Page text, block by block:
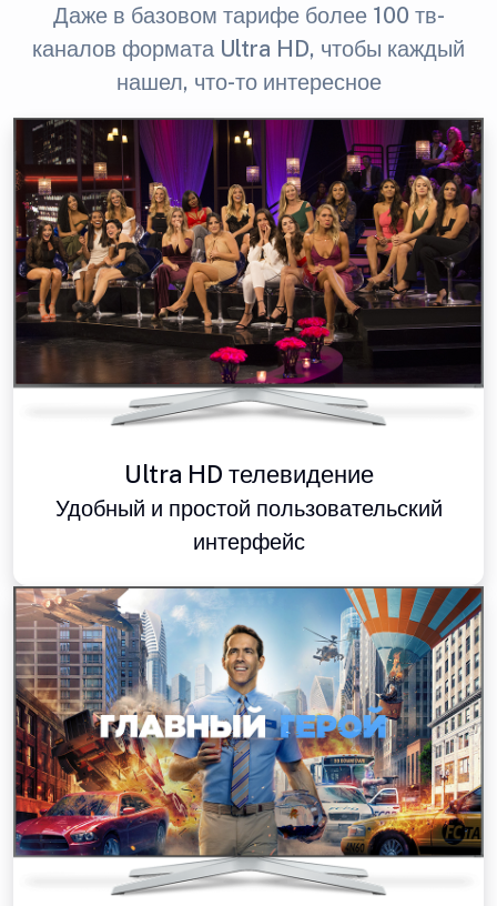
Даже в базовом тарифе более 100 тв-
каналов формата Ultra HD, чтобы каждый
нашел, что-то интересное
Ultra HD телевидение
Удобный и простой пользовательский
интерфейс